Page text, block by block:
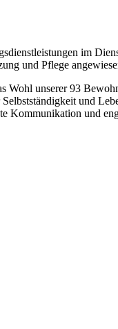
im
und Pflege
unserer 93
und
Kommunikation und